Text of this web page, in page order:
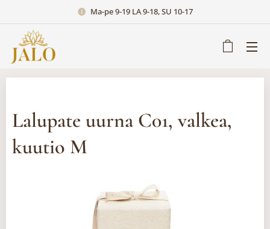
Ma-pe 9-19 LA 9-18, SU 10-17
Lalupate uurna C01, valkea,
kuutio M